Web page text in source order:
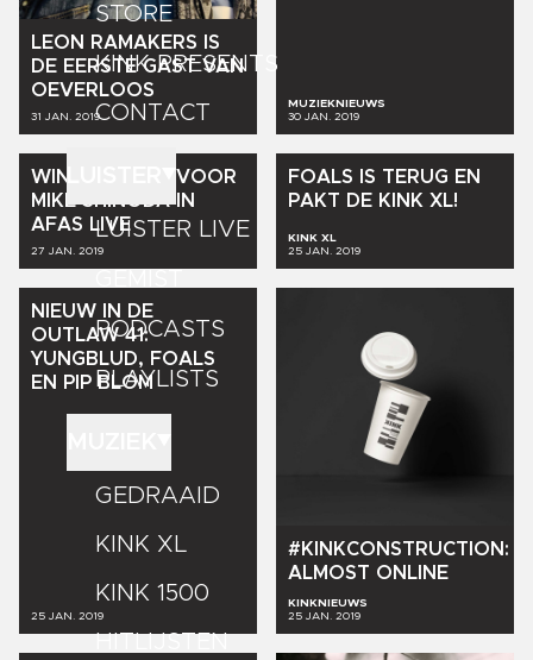
STORE
KINK PRESENTS
CONTACT
LUISTER LIVE
PODCASTS
PLAYLISTS
GEDRAAID
KINK XL
KINK 1500
HITLIJSTEN
LEON RAMAKERS
IS
DE EERSTE GAST VAN
OEVERLOOS
31 JAN. 2019
MUZIEKNIEUWS
30 JAN. 2019
WIN
VOOR
MIKE SHINODA
IN
AFAS LIVE
27 JAN. 2019
FOALS IS TERUG EN
PAKT DE KINK XL!
KINK XL
25 JAN. 2019
NIEUW IN
DE
OUTLAW 41:
YUNGBLUD, FOALS
EN
PIP BLOM
25 JAN. 2019
#KINKCONSTRUCTION:
ALMOST ONLINE
KINKNIEUWS
25 JAN. 2019